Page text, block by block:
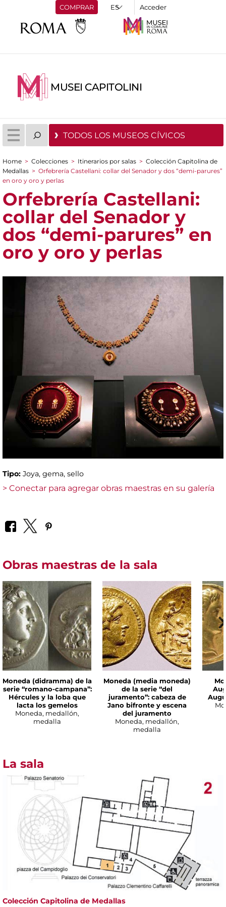
COMPRAR Acceder
MUSEI CAPITOLINI
TODOS LOS MUSEOS CÍVICOS
You are here
Home > Colecciones > Itinerarios por salas > Colección Capitolina de
Medallas > Orfebrería Castellani: collar del Senador y dos “demi-parures”
en oro y oro y perlas
Orfebrería Castellani:
collar del Senador y
dos “demi-parures” en
oro y oro y perlas
Tipo: Joya, gema, sello
> Conectar para agregar obras maestras en su galería
Obras maestras de la sala
Moneda (didramma) de la
serie “romano-campana”:
Hércules y la loba que
lacta los gemelos
Moneda, medallón,
medalla
Moneda (media moneda)
de la serie “del
juramento”: cabeza de
Jano bifronte y escena
del juramento
Moneda, medallón,
medalla
La sala
Colección Capitolina de Medallas